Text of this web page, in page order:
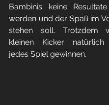
Bambinis keine
werden und der Spaß im
stehen soll. Trotzdem
kleinen Kicker natürlich
jedes Spiel gewinnen.